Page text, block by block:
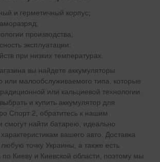
и герметичный корпус;
производства;
эксплуатации;
при низких температурах.
вы найдете аккумуляторы
или малообслуживаемого типа, которые
или кальциевой технологии.
и купить аккумулятор для
Спорт 2, обратитесь к нашим
найти батарею, идеально
вашего авто. Доставка
точку Украины, а также есть
по Киеву и Киевской области, поэтому мы